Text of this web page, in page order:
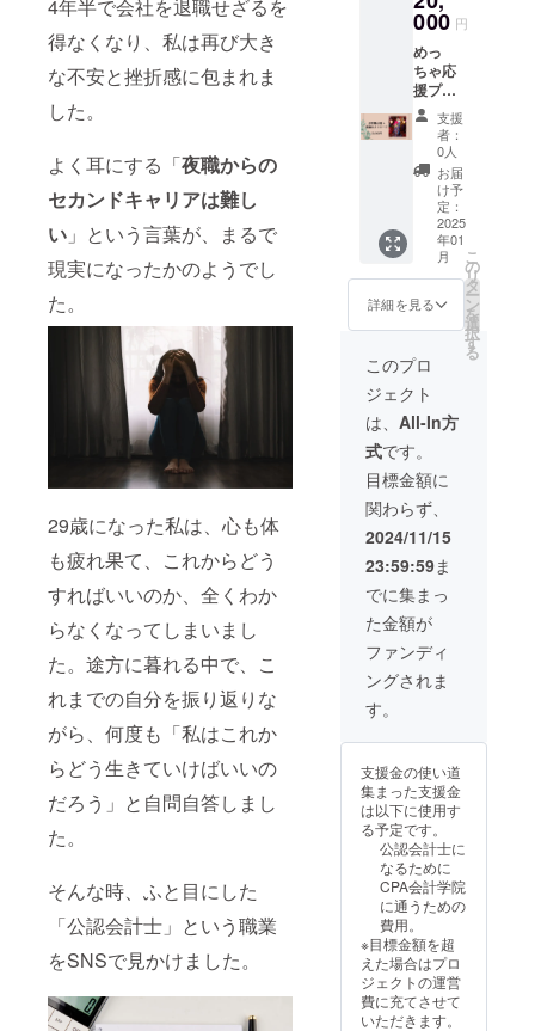
4年半で会社を退職せざるを
得なくなり、私は再び大き
な不安と挫折感に包まれま
した。
よく耳にする「夜職からの
セカンドキャリアは難し
い 」という言葉が、まるで
現実になったかのようでし
た。
29歳になった私は、心も体
も疲れ果て、これからどう
すればいいのか、全くわか
らなくなってしまいまし
た。途方に暮れる中で、こ
れまでの自分を振り返りな
がら、何度も「私はこれか
らどう生きていけばいいの
だろう」と自問自答しまし
た。
そんな時、ふと目にした
「公認会計士」という職業
をSNSで見かけました。
どなん
でも相
談して
くださ
い。
2025年
1月ごろ
を予
定。 オ
ンライ
ンツー
（ZOO
M）を
使用予
定
000 円
めっ
ちゃ応
援プラ
ン ピン
ク天女
20カッ
ト黒髪
20カッ
ト花魁
20カッ
トの合
計60
カット
のお写
真をお
送りさ
せてい
ただき
ます。
CAMPF
IREの
メッ
セージ
機能に
てお礼
のメッ
セージ
をお送
りさせ
ていた
だきま
す。
支援
者：
0人
お届
け予
定：
2025
年01
月
詳細を見る
こ
の
リ
タ
ー
ン
を
選
択
す
る
このプロ
ジェクト
は、 All-In方
式です。
目標金額に
関わらず、
2024/11/15
23:59:59ま
でに集まっ
た金額が
ファンディ
ングされま
す。
支援金の使い道
集まった支援金
は以下に使用す
る予定です。
公認会計士に
なるために
CPA会計学院
に通うための
費用。
※目標金額を超
えた場合はプロ
ジェクトの運営
費に充てさせて
いただきます。